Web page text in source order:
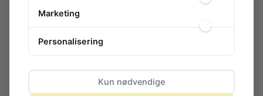
Marketing
Personalisering
Kun nødvendige